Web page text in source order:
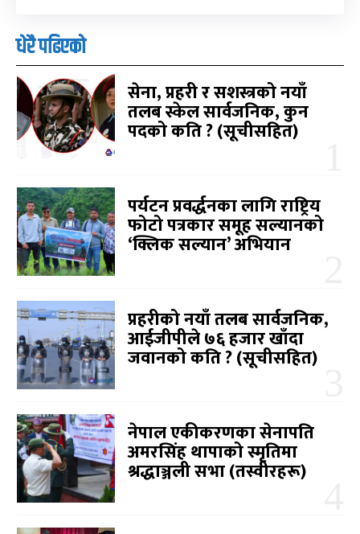
धेरै पढिएको
सेना, प्रहरी र सशस्त्रको नयाँ
तलब स्केल सार्वजनिक, कुन
पदको कति ? (सूचीसहित)
पर्यटन प्रवर्द्धनका लागि राष्ट्रिय
फोटो पत्रकार समूह सल्यानको
‘क्लिक सल्यान’ अभियान
प्रहरीको नयाँ तलब सार्वजनिक,
आईजीपीले ७६ हजार खाँदा
जवानको कति ? (सूचीसहित)
नेपाल एकीकरणका सेनापति
अमरसिंह थापाको स्मृतिमा
श्रद्धाञ्जली सभा (तस्वीरहरू)